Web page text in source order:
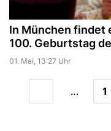
In München findet
100. Geburtstag
01. Mai, 13:27 Uhr
... 1